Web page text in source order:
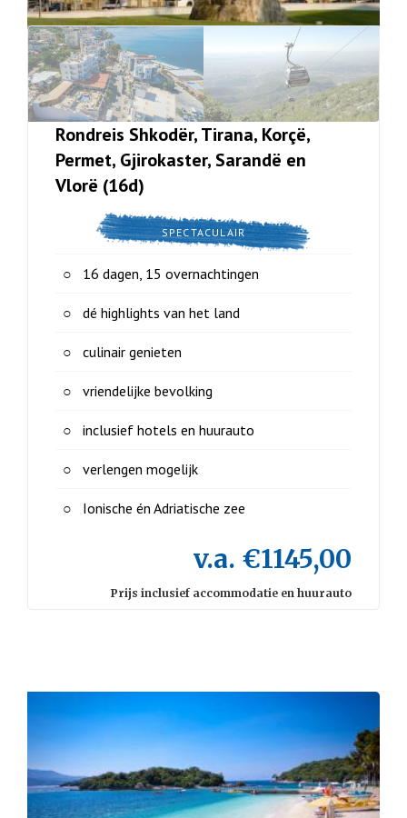
Rondreis Shkodër, Tirana, Korçë,
Permet, Gjirokaster, Sarandë en
Vlorë (16d)
SPECTACULAIR
16 dagen, 15 overnachtingen
dé highlights van het land
culinair genieten
vriendelijke bevolking
inclusief hotels en huurauto
verlengen mogelijk
Ionische én Adriatische zee
v.a. €1145,00
Prijs inclusief accommodatie en huurauto